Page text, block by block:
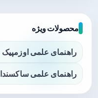
محصولات ویژه
راهنمای علمی اوزمپیک
راهنمای علمی ساکسندا